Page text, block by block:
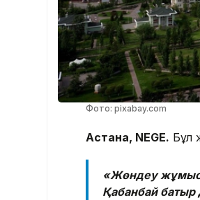
Фото: pixabay.com
Астана, NEGE. Бұл
«Жөндеу
Қабанбай батыр